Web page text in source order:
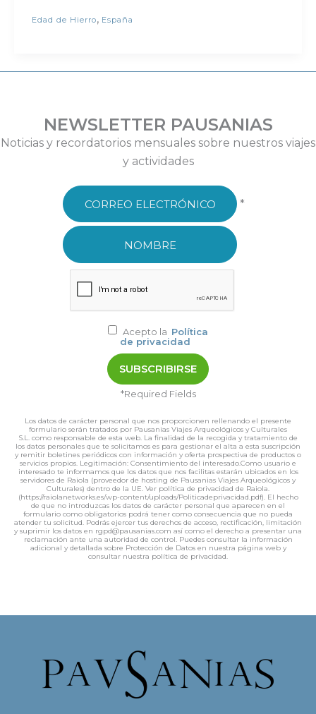
Edad de Hierro, España
NEWSLETTER PAUSANIAS
Noticias y recordatorios mensuales sobre nuestros viajes
y actividades
*
Acepto la Política
de privacidad
*Required Fields
Los datos de carácter personal que nos proporcionen rellenando el presente
formulario serán tratados por Pausanias Viajes Arqueológicos y Culturales
S.L. como responsable de esta web. La finalidad de la recogida y tratamiento de
los datos personales que te solicitamos es para gestionar el alta a esta suscripción
y remitir boletines periódicos con información y oferta prospectiva de productos o
servicios propios. Legitimación: Consentimiento del interesado.Como usuario e
interesado te informamos que los datos que nos facilitas estarán ubicados en los
servidores de Raiola (proveedor de hosting de Pausanias Viajes Arqueológicos y
Culturales) dentro de la UE. Ver política de privacidad de Raiola.
(https://raiolanetworks.es/wp-content/uploads/Politicadeprivacidad.pdf). El hecho
de que no introduzcas los datos de carácter personal que aparecen en el
formulario como obligatorios podrá tener como consecuencia que no pueda
atender tu solicitud. Podrás ejercer tus derechos de acceso, rectificación, limitación
y suprimir los datos en rgpd@pausanias.com así como el derecho a presentar una
reclamación ante una autoridad de control. Puedes consultar la información
adicional y detallada sobre Protección de Datos en nuestra página web y
consultar nuestra política de privacidad.